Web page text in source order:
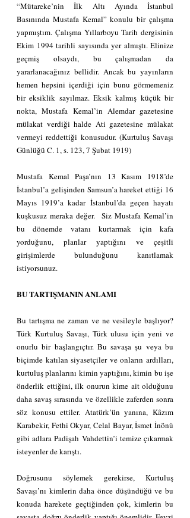
“Mütareke’nin İlk Altı Ayında İstanbul
Basınında Mustafa Kemal” konulu bir çalışma
yapmıştım. Çalışma Yıllarboyu Tarih dergisinin
Ekim 1994 tarihli sayısında yer almıştı. Elinize
geçmiş olsaydı, bu çalışmadan da
yararlanacağınız bellidir. Ancak bu yayınların
hemen hepsini içerdiği için bunu görmemeniz
bir eksiklik sayılmaz. Eksik kalmış küçük bir
nokta, Mustafa Kemal’in Alemdar gazetesine
mülakat verdiği halde Ati gazetesine mülakat
vermeyi reddettiği konusudur. (Kurtuluş Savaşı
Günlüğü C. 1, s. 123, 7 Şubat 1919)
Mustafa Kemal Paşa’nın 13 Kasım 1918’de
İstanbul’a gelişinden Samsun’a hareket ettiği 16
Mayıs 1919’a kadar İstanbul’da geçen hayatı
kuşkusuz meraka değer.  Siz Mustafa Kemal’in
bu dönemde vatanı kurtarmak için kafa
yorduğunu, planlar yaptığını ve çeşitli
girişimlerde bulunduğunu kanıtlamak
istiyorsunuz.
BU TARTIŞMANIN ANLAMI
Bu tartışma ne zaman ve ne vesileyle başlıyor?
Türk Kurtuluş Savaşı, Türk ulusu için yeni ve
onurlu bir başlangıçtır. Bu savaşa şu veya bu
biçimde katılan siyasetçiler ve onların ardılları,
kurtuluş planlarını kimin yaptığını, kimin bu işe
önderlik ettiğini, ilk onurun kime ait olduğunu
daha savaş sırasında ve özellikle zaferden sonra
söz konusu ettiler. Atatürk’ün yanına, Kâzım
Karabekir, Fethi Okyar, Celal Bayar, İsmet İnönü
gibi adlara Padişah Vahdettin’i temize çıkarmak
isteyenler de karıştı.
Doğrusunu söylemek gerekirse, Kurtuluş
Savaşı’nı kimlerin daha önce düşündüğü ve bu
konuda harekete geçtiğinden çok, kimlerin bu